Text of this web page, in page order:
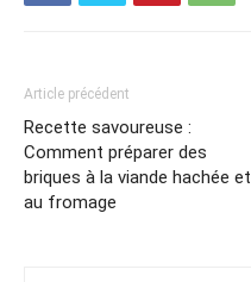
Article précédent
Recette savoureuse :
Comment préparer des
briques à la viande hachée et
au fromage